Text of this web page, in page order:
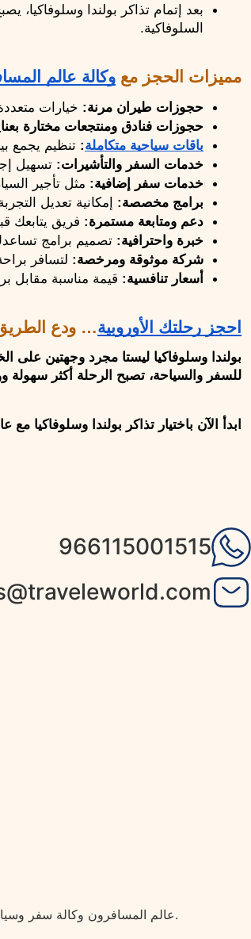
السلوفاكية.
مميزات الحجز مع وكالة عالم
حجوزات طيران مرنة: خيارات
حجوزات فنادق ومنتجعات مختارة
باقات سياحية متكاملة: تنظيم يجمع
خدمات السفر والتأشيرات: تسهيل
خدمات سفر إضافية: مثل تأجير
برامج مخصصة: إمكانية تعديل
دعم ومتابعة مستمرة: فريق يتابعك
خبرة واحترافية: تصميم برامج
شركة موثوقة ومرخصة: لتسافر
أسعار تنافسية: قيمة مناسبة مقابل
احجز رحلتك الأوروبية… ودع
للسفر والسياحة، تصبح الرحلة أكثر
ابدأ الآن باختيار تذاكر بولندا وسلوفاكيا مع عالم المسافرون، واجعل رحلتك
966115001515
عالم المسافرون وكالة سفر وسياحة متخصصة في صناعة تجارب سفر استثنائية داخل وخارج البلاد، نؤمن أن السفر ليس مجرد انتقال من مكان إلى آخر، بل تجربة متكاملة تُعاش بكل تفاصيلها.